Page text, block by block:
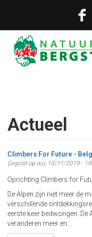
inhoud
gaan
Actueel
Climbers For Future -
Gepost op wo, 13/11/2019 -
Oprichting Climbers for
De Alpen zijn niet meer de
verschillende
eerste keer bedwongen. De
veranderen meer en...